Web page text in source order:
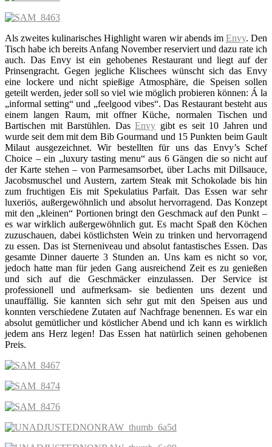
Als zweites kulinarisches Highlight waren wir abends im Envy. Den
Tisch habe ich bereits Anfang November reserviert und dazu rate ich
auch. Das Envy ist ein gehobenes Restaurant und liegt auf der
Prinsengracht. Gegen jegliche Klischees wünscht sich das Envy
eine lockere und nicht spießige Atmosphäre, die Speisen sollen
geteilt werden, jeder soll so viel wie möglich probieren können: Á la
„informal setting“ und „feelgood vibes“. Das Restaurant besteht aus
einem langen Raum, mit offner Küche, normalen Tischen und
Bartischen mit Barstühlen. Das Envy gibt es seit 10 Jahren und
wurde seit dem mit dem Bib Gourmand und 15 Punkten beim Gault
Milaut ausgezeichnet. Wir bestellten für uns das Envy’s Schef
Choice – ein „luxury tasting menu“ aus 6 Gängen die so nicht auf
der Karte stehen – von Parmesamsorbet, über Lachs mit Dillsauce,
Jacobsmuschel und Austern, zartem Steak mit Schokolade bis hin
zum fruchtigen Eis mit Spekulatius Parfait. Das Essen war sehr
luxeriös, außergewöhnlich und absolut hervorragend. Das Konzept
mit den „kleinen“ Portionen bringt den Geschmack auf den Punkt –
es war wirklich außergewöhnlich gut. Es macht Spaß den Köchen
zuzuschauen, dabei köstlichsten Wein zu trinken und hervorragend
zu essen. Das ist Sterneniveau und absolut fantastisches Essen. Das
gesamte Dinner dauerte 3 Stunden an. Uns kam es nicht so vor,
jedoch hatte man für jeden Gang ausreichend Zeit es zu genießen
und sich auf die Geschmäcker einzulassen. Der Service ist
professionell und aufmerksam- sie bedienten uns dezent und
unauffällig. Sie kannten sich sehr gut mit den Speisen aus und
konnten verschiedene Zutaten auf Nachfrage benennen. Es war ein
absolut gemütlicher und köstlicher Abend und ich kann es wirklich
jedem ans Herz legen! Das Essen hat natürlich seinen gehobenen
Preis.